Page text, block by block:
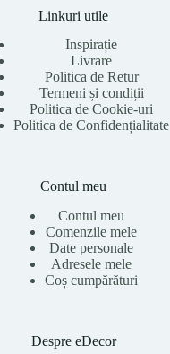
Linkuri utile
Inspirație
Livrare
Politica de Retur
Termeni și condiții
Politica de Cookie-uri
Politica de Confidențialitate
Contul meu
Contul meu
Comenzile mele
Date personale
Adresele mele
Coș cumpărături
Despre eDecor